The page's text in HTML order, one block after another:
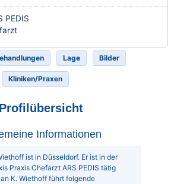
PEDIS
Lage Bilder
Kliniken/Praxen
Profilübersicht
Informationen
ist in Düsseldorf. Er ist in der
Praxis Chefarzt ARS PEDIS tätig
K. Wiethoff führt folgende